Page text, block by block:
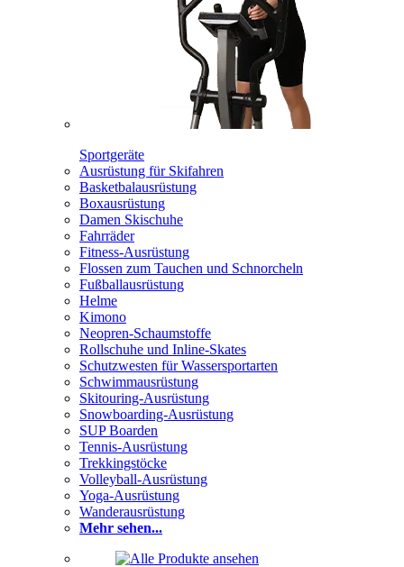
Sportgeräte
Ausrüstung für Skifahren
Basketbalausrüstung
Boxausrüstung
Damen Skischuhe
Fahrräder
Fitness-Ausrüstung
Flossen zum Tauchen und Schnorcheln
Fußballausrüstung
Helme
Kimono
Neopren-Schaumstoffe
Rollschuhe und Inline-Skates
Schutzwesten für Wassersportarten
Schwimmausrüstung
Skitouring-Ausrüstung
Snowboarding-Ausrüstung
SUP Boarden
Tennis-Ausrüstung
Trekkingstöcke
Volleyball-Ausrüstung
Yoga-Ausrüstung
Wanderausrüstung
Mehr sehen...